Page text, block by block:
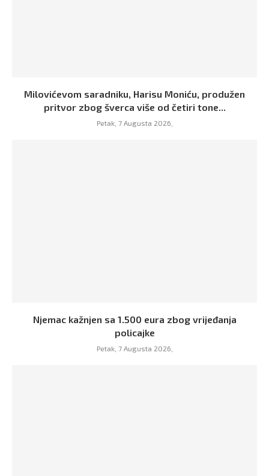
Milovićevom saradniku, Harisu Moniću, produžen
pritvor zbog šverca više od četiri tone...
Petak, 7 Augusta 2026,
Njemac kažnjen sa 1.500 eura zbog vrijeđanja
policajke
Petak, 7 Augusta 2026,